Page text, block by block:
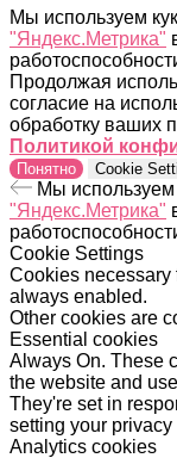
Мы используем
"Яндекс.Метрика"
Продолжая
согласие на
обработку ваших
Политикой
Понятно Cookie
Мы
"Яндекс.Метрика"
Cookie Settings
Cookies necessary
always enabled.
Other cookies are
Essential cookies
Always On. These
the website and
They're set in
setting your
Analytics cookies